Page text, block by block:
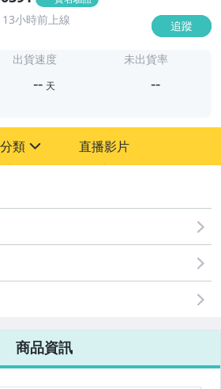
13小時前上線 追蹤
出貨速度
-- 天
未出貨率
--
類 直播影片
商品資訊